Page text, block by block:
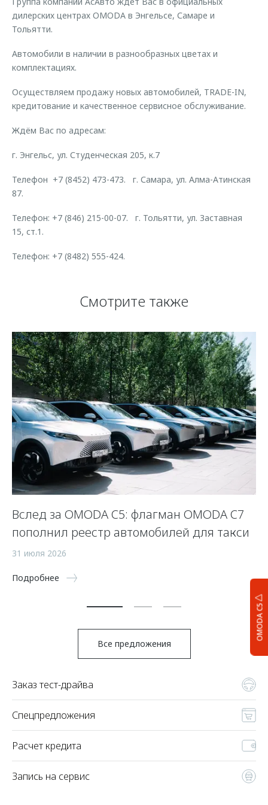
Страхование
Кредитный калькулятор
Аксессуары
Одежда и сувениры
Оригинальные аксессуары
Запчасти
Трейд-ин
Калькулятор трейд-ин
Клиентская поддержка
O&J Автоклуб
Клуб владельцев OMODA
Приложение O&J
Аксессуары
Оригинальные аксессуары
Запчасти
Обратная связь
OMODA C5
дилерских центрах OMODA в Энгельсе, Самаре и
Тольятти.
Автомобили в наличии в разнообразных цветах и
комплектациях.
Осуществляем продажу новых автомобилей, TRADE-IN,
кредитование и качественное сервисное обслуживание.
Ждём Вас по адресам:
г. Энгельс, ул. Студенческая 205, к.7
Телефон +7 (8452) 473-473. г. Самара, ул. Алма-Атинская
87.
Телефон: +7 (846) 215-00-07. г. Тольятти, ул. Заставная
15, ст.1.
Телефон: +7 (8482) 555-424.
Смотрите также
Вслед за OMODA C5: флагман OMODA C7
пополнил реестр автомобилей для такси
31 июля 2026
Подробнее
Все предложения
Заказ тест-драйва
Спецпредложения
Расчет кредита
Запись на сервис